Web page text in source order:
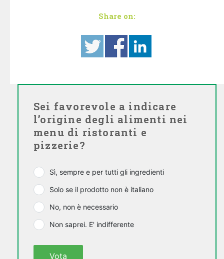
Share on:
Sei favorevole a indicare
l’origine degli alimenti nei
menu di ristoranti e
pizzerie?
Sì, sempre e per tutti gli ingredienti
Solo se il prodotto non è italiano
No, non è necessario
Non saprei. E' indifferente
Vota